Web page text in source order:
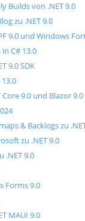
Builds von .NET 9.0
zu .NET 9.0
9.0 und Windows
C# 13.0
9.0 SDK
Core 9.0 und Blazor 9.0
& Backlogs zu
zu .NET 9.0
.NET 9.0
Forms 9.0
MAUI 9.0